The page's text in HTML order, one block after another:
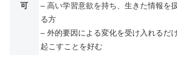
可
– 高い学習意欲を持ち、生きた情報を
る方
– 外的要因による変化を受け入れるだ
起こすことを好む